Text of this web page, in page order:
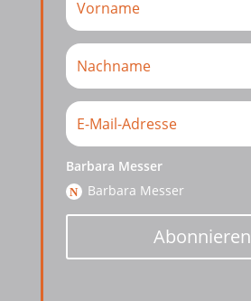
Barbara Messer
Barbara Messer
Abonnieren